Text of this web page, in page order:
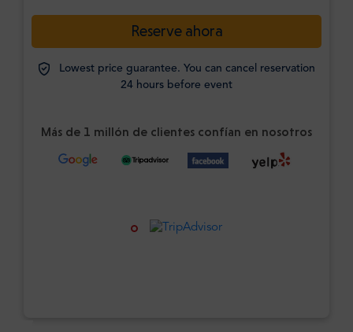
Reserve ahora
Lowest price guarantee. You can cancel reservation
24 hours before event
Más de 1 millón de clientes confían en nosotros